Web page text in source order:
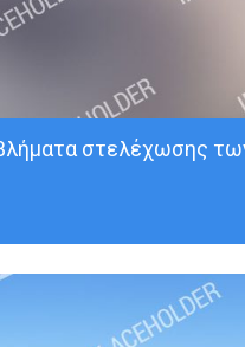
στελέχωσης